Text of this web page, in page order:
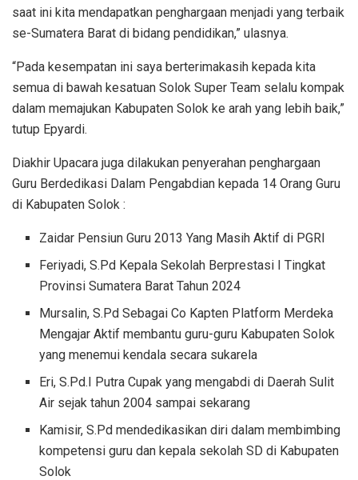
saat ini kita mendapatkan penghargaan menjadi yang terbaik
se-Sumatera Barat di bidang pendidikan,” ulasnya.
“Pada kesempatan ini saya berterimakasih kepada kita
semua di bawah kesatuan Solok Super Team selalu kompak
dalam memajukan Kabupaten Solok ke arah yang lebih baik,”
tutup Epyardi.
Diakhir Upacara juga dilakukan penyerahan penghargaan
Guru Berdedikasi Dalam Pengabdian kepada 14 Orang Guru
di Kabupaten Solok :
Zaidar Pensiun Guru 2013 Yang Masih Aktif di PGRI
Feriyadi, S.Pd Kepala Sekolah Berprestasi I Tingkat
Provinsi Sumatera Barat Tahun 2024
Mursalin, S.Pd Sebagai Co Kapten Platform Merdeka
Mengajar Aktif membantu guru-guru Kabupaten Solok
yang menemui kendala secara sukarela
Eri, S.Pd.I Putra Cupak yang mengabdi di Daerah Sulit
Air sejak tahun 2004 sampai sekarang
Kamisir, S.Pd mendedikasikan diri dalam membimbing
kompetensi guru dan kepala sekolah SD di Kabupaten
Solok